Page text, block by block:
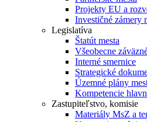
Projekty EU a
Investičné zámery
Legislatíva
Štatút mesta
Všeobecne
Interné smernice
Strategické
Územné plány
Kompetencie
Zastupiteľstvo, komisie
Materiály MsZ a